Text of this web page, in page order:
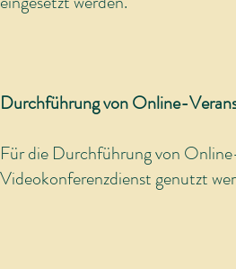
Durchführung von Online-
Für die Durchführung von
Videokonferenzdienst genutzt